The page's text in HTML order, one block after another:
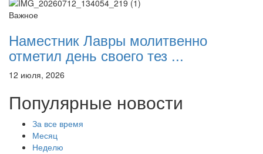
Важное
Наместник Лавры молитвенно
отметил день своего тез ...
12 июля, 2026
Популярные новости
За все время
Месяц
Неделю